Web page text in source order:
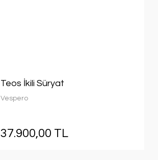
Teos İkili Süryat
Vespero
37.900,00 TL